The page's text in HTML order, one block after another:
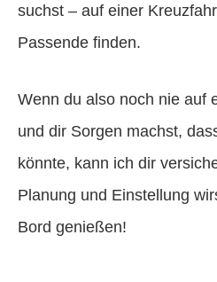
suchst – auf einer
Passende finden.
Wenn du also noch nie auf
und dir Sorgen machst,
könnte, kann ich dir
Planung und Einstellung
Bord genießen!